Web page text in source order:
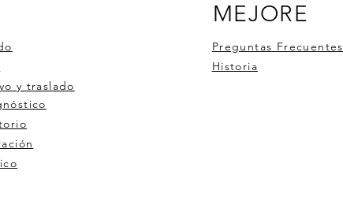
y traslado
MEJORE
Preguntas Frecuentes
Historia